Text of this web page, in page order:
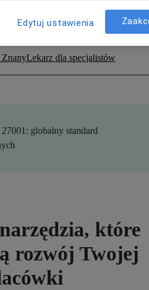
dla specjalistów
globalny standard
które
rozwój Twojej
Edytuj ustawienia